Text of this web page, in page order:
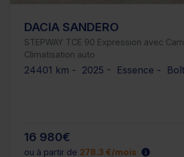
DACIA SANDERO
STEPWAY TCE 90 Expression avec
Climatisation auto
24401 km - 2025 - Essence -
16 980€
ou à partir de 278.3 €/mois